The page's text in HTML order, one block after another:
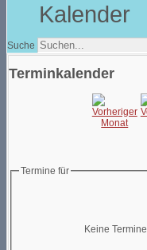
Kalender
Suche
Terminkalender
Termine für
Keine Termine